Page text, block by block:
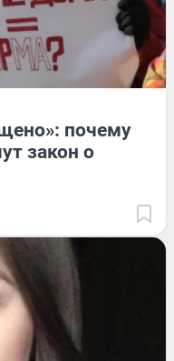
почему
закон о